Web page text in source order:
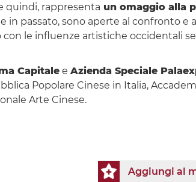
quindi, rappresenta un omaggio alla
passato, sono aperte al confronto e
le influenze artistiche occidentali
Capitalee Azienda Speciale
Popolare Cinese in Italia,
Arte Cinese.
Aggiungi al